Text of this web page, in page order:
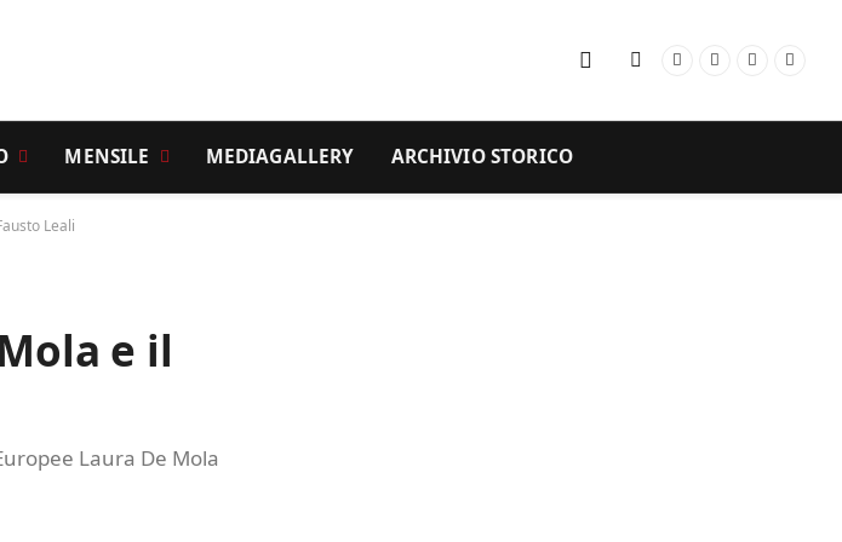
FacebookInstagram
YouTube
RSS
MENSILE MEDIAGALLERY ARCHIVIO STORICO
Leali
e il
Laura De Mola